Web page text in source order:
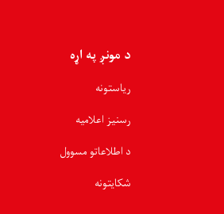
د مونږ په اړه
ریاستونه
رسنیز اعلامیه
د اطلاعاتو مسوول
شکایتونه